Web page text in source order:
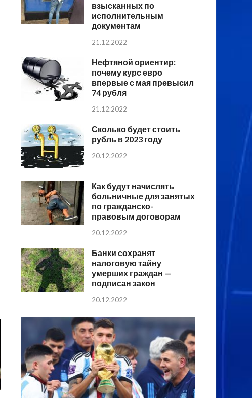
взысканных по
исполнительным
документам
21.12.2022
Нефтяной ориентир:
почему курс евро
впервые с мая превысил
74 рубля
21.12.2022
Сколько будет стоить
рубль в 2023 году
20.12.2022
Как будут начислять
больничные для занятых
по гражданско-
правовым договорам
20.12.2022
Банки сохранят
налоговую тайну
умерших граждан —
подписан закон
20.12.2022